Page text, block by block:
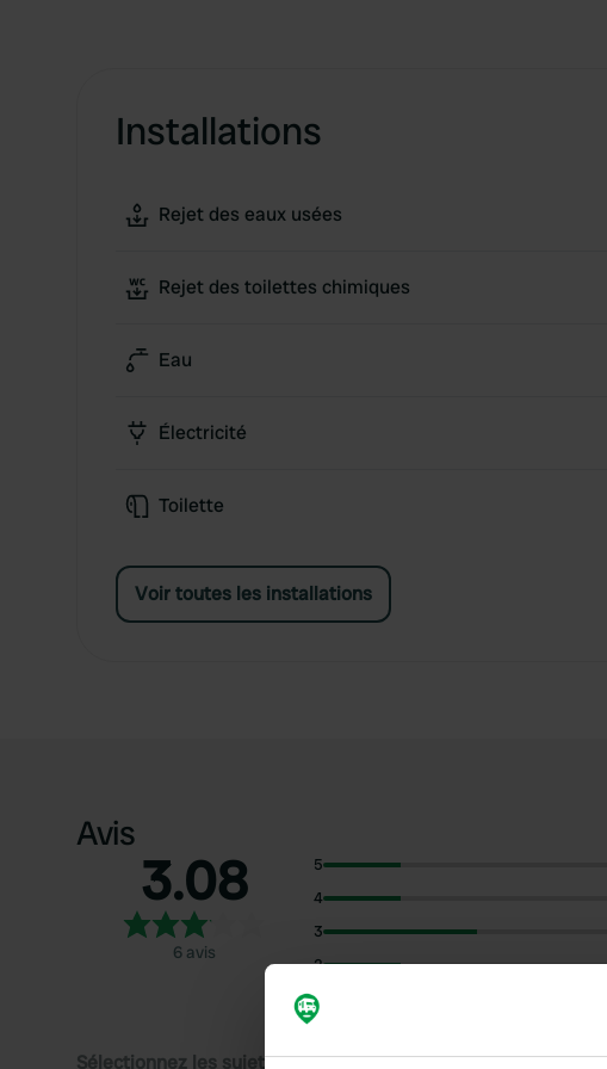
Installations
Rejet des eaux usées
Rejet des toilettes chimiques
Eau
Électricité
Toilette
Voir toutes les installations
Avis
3.08
6 avis
5
4
3
2
1
Sélectionnez les sujets pour lire les critiques :